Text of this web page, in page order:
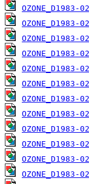
OZONE_D1983-
OZONE_D1983-
OZONE_D1983-
OZONE_D1983-
OZONE_D1983-
OZONE_D1983-
OZONE_D1983-
OZONE_D1983-
OZONE_D1983-
OZONE_D1983-
OZONE_D1983-
OZONE_D1983-